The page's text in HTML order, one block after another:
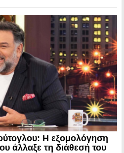
Η εξομολόγηση
άλλαξε τη διάθεσή του